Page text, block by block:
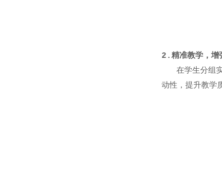
2. 精准教学，增
在学生分组实
动性，提升教学